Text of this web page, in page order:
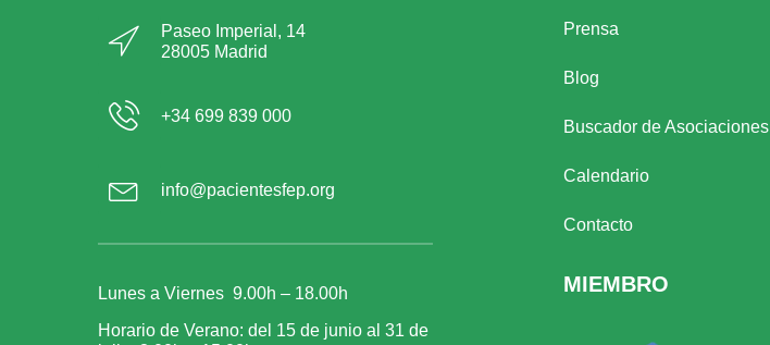
Paseo Imperial, 14
28005 Madrid
+34 699 839 000
info@pacientesfep.org
Lunes a Viernes 9.00h – 18.00h
Horario de Verano: del 15 de junio al 31 de
Prensa
Blog
Buscador de Asociaciones
Calendario
Contacto
MIEMBRO